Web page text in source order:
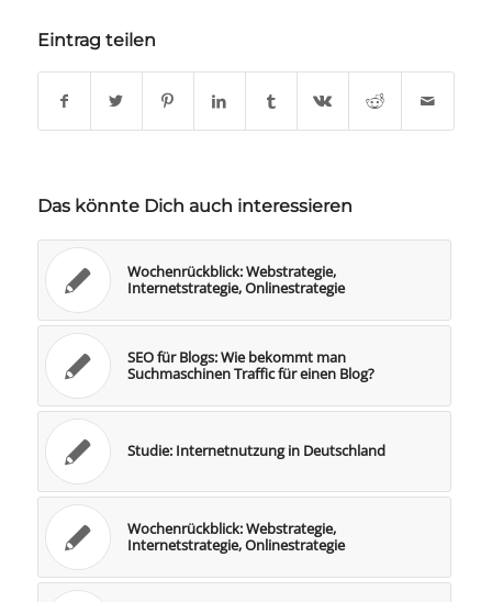
Eintrag teilen
Das könnte Dich auch interessieren
Wochenrückblick: Webstrategie,
Internetstrategie, Onlinestrategie
SEO für Blogs: Wie bekommt man
Suchmaschinen Traffic für einen Blog?
Studie: Internetnutzung in Deutschland
Wochenrückblick: Webstrategie,
Internetstrategie, Onlinestrategie